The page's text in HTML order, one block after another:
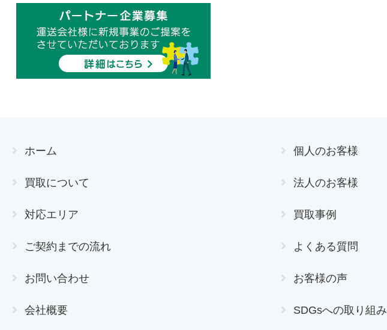
ホーム
買取について
対応エリア
ご契約までの流れ
お問い合わせ
会社概要
個人のお客様
法人のお客様
買取事例
よくある質問
お客様の声
SDGsへの取り組み